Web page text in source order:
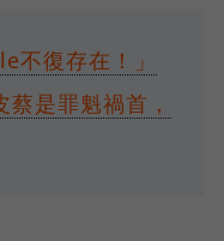
不復存在！」
是罪魁禍首，